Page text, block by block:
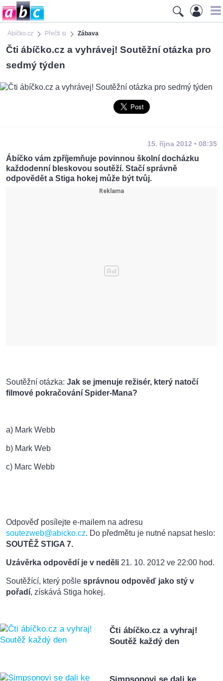
Ábíčko.cz Přečti si Zábava
Čti ábíčko.cz a vyhrávej! Soutěžní otázka pro
sedmý týden
15. října 2012 • 08:35
Ábíčko vám zpříjemňuje povinnou školní docházku
každodenní bleskovou soutěží. Stačí správně
odpovědět a Stiga hokej může být tvůj.
Soutěžní otázka: Jak se jmenuje režisér, který natočí
filmové pokračování Spider-Mana?
a) Mark Webb
b) Mark Web
c) Marc Webb
Odpověď posílejte e-mailem na adresu
soutezweb@abicko.cz. Do předmětu je nutné napsat heslo:
SOUTĚŽ STIGA 7.
Uzávěrka odpovědí je v neděli 21. 10. 2012 ve 22:00 hod.
Soutěžící, který pošle správnou odpověď jako stý v
pořadí, získává Stiga hokej.
Čti ábíčko.cz a vyhraj!
Soutěž každý den